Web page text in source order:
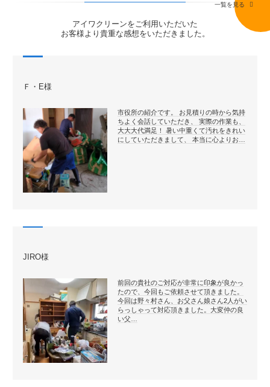
アイワクリーンをご利用いただいた
お客様より貴重な感想をいただきました。
一覧を見る
Ｆ・E様
市役所の紹介です。 お見積りの時から気持
ちよく会話していただき、 実際の作業も、
大大大代満足！ 暑い中重くて汚れをきれい
にしていただきまして、 本当に心よりお…
JIRO様
前回の貴社のご対応が非常に印象が良かっ
たので、今回もご依頼させて頂きました。
今回は野々村さん、お父さん娘さん2人がい
らっしゃって対応頂きました。大変仲の良
い父…